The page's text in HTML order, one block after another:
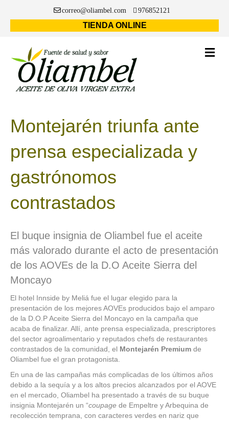
correo@oliambel.com 976852121
TIENDA ONLINE
Montejarén triunfa ante
prensa especializada y
gastrónomos
contrastados
El buque insignia de Oliambel fue el aceite
más valorado durante el acto de presentación
de los AOVEs de la D.O Aceite Sierra del
Moncayo
El hotel Innside by Meliá fue el lugar elegido para la
presentación de los mejores AOVEs producidos bajo el amparo
de la D.O.P Aceite Sierra del Moncayo en la campaña que
acaba de finalizar. Allí, ante prensa especializada, prescriptores
del sector agroalimentario y reputados chefs de restaurantes
contrastados de la comunidad, el Montejarén Premium de
Oliambel fue el gran protagonista.
En una de las campañas más complicadas de los últimos años
debido a la sequía y a los altos precios alcanzados por el AOVE
en el mercado, Oliambel ha presentado a través de su buque
insignia Montejarén un “coupage de Empeltre y Arbequina de
recolección temprana, con caracteres verdes en nariz que